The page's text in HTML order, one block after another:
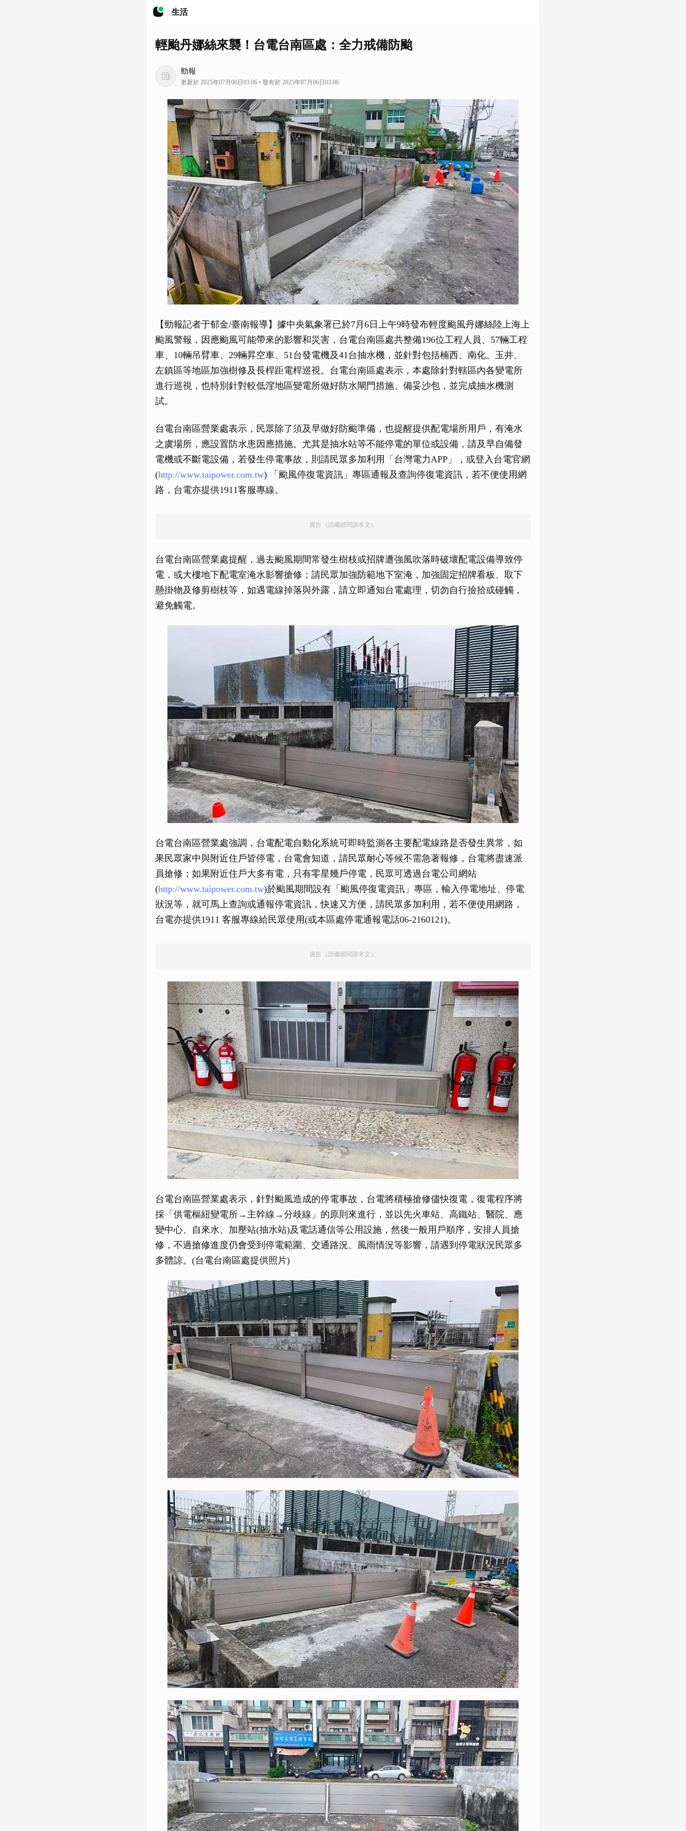
生活
輕颱丹娜絲來襲！台電台南區處：全力戒備防颱
勁報
更新於 2025年07月06日03:06 • 發布於 2025年07月06日03:06
【勁報記者于郁金/臺南報導】據中央氣象署已於7月6日上午9時發布輕度颱風丹娜絲陸上海上
颱風警報，因應颱風可能帶來的影響和災害，台電台南區處共整備196位工程人員、57輛工程
車、10輛吊臂車、29輛昇空車、51台發電機及41台抽水機，並針對包括楠西、南化、玉井、
左鎮區等地區加強樹修及長桿距電桿巡視。台電台南區處表示，本處除針對轄區內各變電所
進行巡視，也特別針對較低漥地區變電所做好防水閘門措施、備妥沙包，並完成抽水機測
試。
台電台南區營業處表示，民眾除了須及早做好防颱準備，也提醒提供配電場所用戶，有淹水
之虞場所，應設置防水患因應措施。尤其是抽水站等不能停電的單位或設備，請及早自備發
電機或不斷電設備，若發生停電事故，則請民眾多加利用「台灣電力APP」，或登入台電官網
(http://www.taipower.com.tw) 「颱風停復電資訊」專區通報及查詢停復電資訊，若不便使用網
路，台電亦提供1911客服專線。
廣告（請繼續閱讀本文）
台電台南區營業處提醒，過去颱風期間常發生樹枝或招牌遭強風吹落時破壞配電設備導致停
電，或大樓地下配電室淹水影響搶修；請民眾加強防範地下室淹，加強固定招牌看板、取下
懸掛物及修剪樹枝等，如遇電線掉落與外露，請立即通知台電處理，切勿自行撿拾或碰觸，
避免觸電。
台電台南區營業處強調，台電配電自動化系統可即時監測各主要配電線路是否發生異常，如
果民眾家中與附近住戶皆停電，台電會知道，請民眾耐心等候不需急著報修，台電將盡速派
員搶修；如果附近住戶大多有電，只有零星幾戶停電，民眾可透過台電公司網站
(http://www.taipower.com.tw)於颱風期間設有「颱風停復電資訊」專區，輸入停電地址、停電
狀況等，就可馬上查詢或通報停電資訊，快速又方便，請民眾多加利用，若不便使用網路，
台電亦提供1911 客服專線給民眾使用(或本區處停電通報電話06-2160121)。
廣告（請繼續閱讀本文）
台電台南區營業處表示，針對颱風造成的停電事故，台電將積極搶修儘快復電，復電程序將
採「供電樞紐變電所→主幹線→分歧線」的原則來進行，並以先火車站、高鐵站、醫院、應
變中心、自來水、加壓站(抽水站)及電話通信等公用設施，然後一般用戶順序，安排人員搶
修，不過搶修進度仍會受到停電範圍、交通路況、風雨情況等影響，請遇到停電狀況民眾多
多體諒。(台電台南區處提供照片)